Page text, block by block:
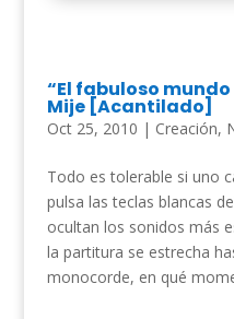
“El fabuloso
Mije [Acantilado]
Oct 25, 2010 | Creación,
Todo es tolerable si uno
pulsa las teclas blancas
ocultan los sonidos más
la partitura se estrecha
monocorde, en qué